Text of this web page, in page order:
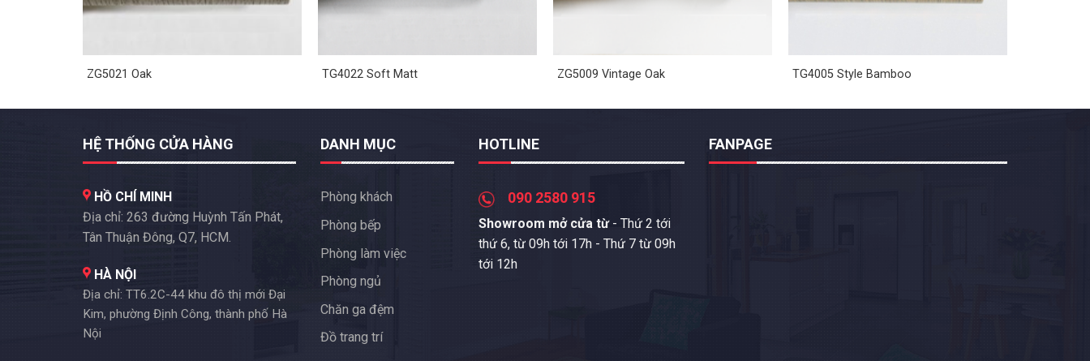
ZG5021 Oak TG4022 Soft Matt ZG5009 Vintage Oak TG4005 Style Bamboo
HỆ THỐNG CỬA HÀNG
HỒ CHÍ MINH
Địa chỉ: 263 đường Huỳnh Tấn Phát,
Tân Thuận Đông, Q7, HCM.
HÀ NỘI
Địa chỉ: TT6.2C-44 khu đô thị mới Đại
Kim, phường Định Công, thành phố Hà
Nội
DANH MỤC
Phòng khách
Phòng bếp
Phòng làm việc
Phòng ngủ
Chăn ga đệm
Đồ trang trí
HOTLINE
090 2580 915
Showroom mở cửa từ - Thứ 2 tới
thứ 6, từ 09h tới 17h - Thứ 7 từ 09h
tới 12h
FANPAGE